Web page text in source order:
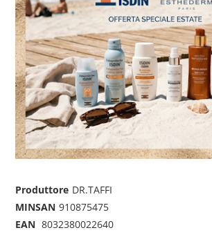
Produttore DR.TAFFI
MINSAN 910875475
EAN 8032380022640